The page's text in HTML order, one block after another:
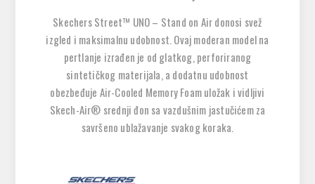
Skechers Street™ UNO – Stand on Airdonosi svež
izgled i maksimalnu udobnost. Ovaj moderan model na
pertlanje izrađen je od glatkog, perforiranog
sintetičkog materijala, a dodatnu udobnost
obezbeđuje Air-Cooled Memory Foamuložak ividljivi
Skech-Air® srednji đon sa vazdušnim jastučićemza
savršeno ublažavanje svakog koraka.